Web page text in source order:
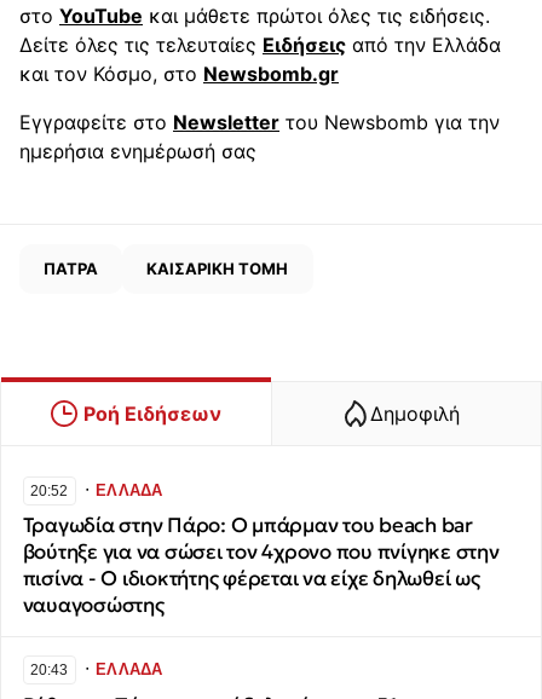
στο YouTube και μάθετε πρώτοι όλες τις ειδήσεις.
Δείτε όλες τις τελευταίες Ειδήσεις από την Ελλάδα
και τον Κόσμο, στο Newsbomb.gr
Εγγραφείτε στο Newsletter του Newsbomb για την
ημερήσια ενημέρωσή σας
ΠΑΤΡΑ ΚΑΙΣΑΡΙΚΗ ΤΟΜΗ
Ροή Ειδήσεων Δημοφιλή
20:52 ∙ΕΛΛΑΔΑ
Τραγωδία στην Πάρο: Ο μπάρμαν του beach bar
βούτηξε για να σώσει τον 4χρονο που πνίγηκε στην
πισίνα - Ο ιδιοκτήτης φέρεται να είχε δηλωθεί ως
ναυαγοσώστης
20:43 ∙ΕΛΛΑΔΑ